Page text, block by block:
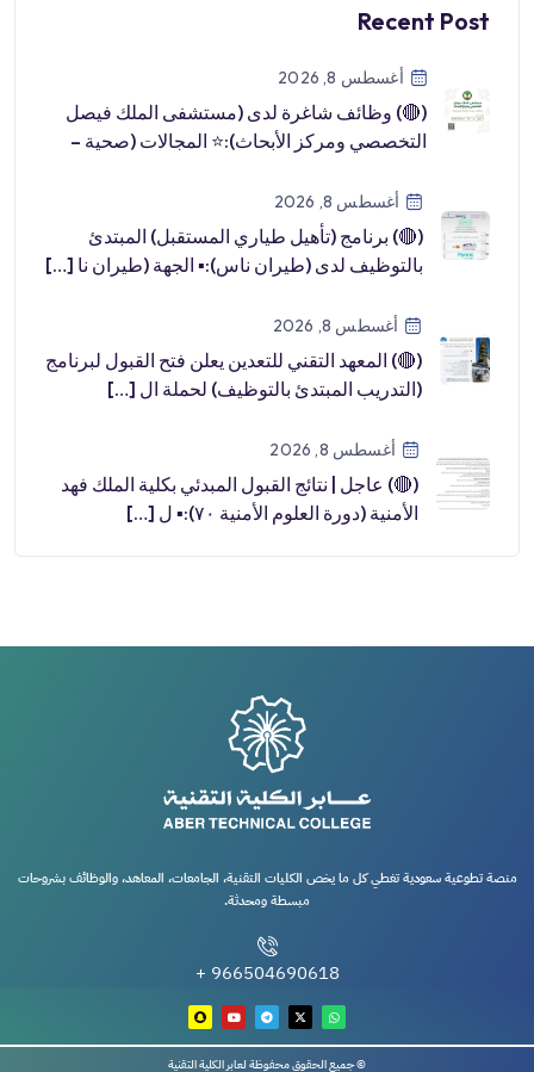
Recent Post
أغسطس 8, 2026
(🔴) وظائف شاغرة لدى (مستشفى الملك فيصل
التخصصي ومركز الأبحاث):⭐️ المجالات (صحية –
أغسطس 8, 2026
(🔴) برنامج (تأهيل طياري المستقبل) المبتدئ
بالتوظيف لدى (طيران ناس):▪️ الجهة (طيران نا […]
أغسطس 8, 2026
(🔴) المعهد التقني للتعدين يعلن فتح القبول لبرنامج
(التدريب المبتدئ بالتوظيف) لحملة ال […]
أغسطس 8, 2026
(🔴) عاجل | نتائج القبول المبدئي بكلية الملك فهد
الأمنية (دورة العلوم الأمنية ٧٠):▪️ ل […]
منصة تطوعية سعودية تغطي كل ما يخص الكليات التقنية، الجامعات، المعاهد، والوظائف بشروحات
مبسطة ومحدثة.
966504690618 +
© جميع الحقوق محفوظة لعابر الكلية التقنية